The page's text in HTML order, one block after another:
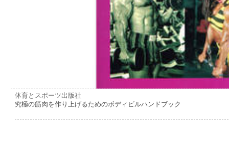
体育とスポーツ出版社
究極の筋肉を作り上げるためのボディビルハンドブック